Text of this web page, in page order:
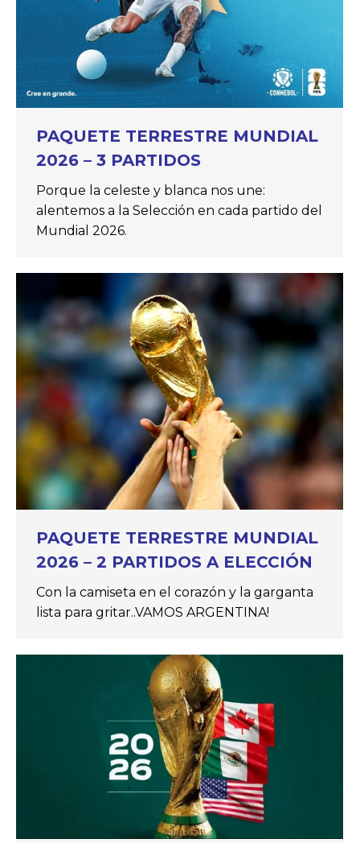
PAQUETE TERRESTRE MUNDIAL
2026 – 3 PARTIDOS
Porque la celeste y blanca nos une:
alentemos a la Selección en cada partido del
Mundial 2026.
PAQUETE TERRESTRE MUNDIAL
2026 – 2 PARTIDOS A ELECCIÓN
Con la camiseta en el corazón y la garganta
lista para gritar..VAMOS ARGENTINA!